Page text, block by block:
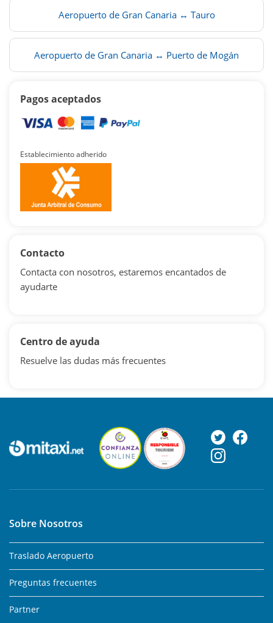
Aeropuerto de Gran Canaria ↔ Tauro
Aeropuerto de Gran Canaria ↔ Puerto de Mogán
Pagos aceptados
Establecimiento adherido
Contacto
Contacta con nosotros, estaremos encantados de
ayudarte
Centro de ayuda
Resuelve las dudas más frecuentes
Sobre Nosotros
Traslado Aeropuerto
Preguntas frecuentes
Partner